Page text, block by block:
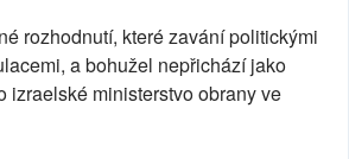
rozhodnutí, které zavání politickými
a bohužel nepřichází jako
izraelské ministerstvo obrany ve